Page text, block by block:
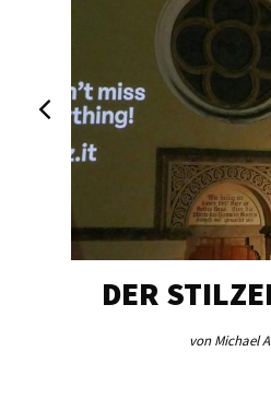
DER
von Michael